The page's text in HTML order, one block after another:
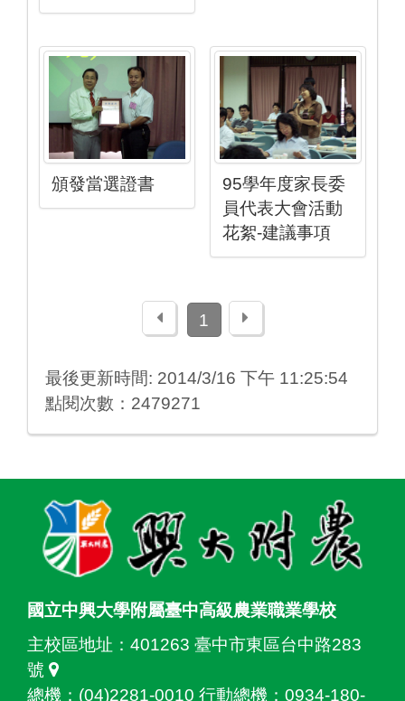
頒發當選證書
95學年度家長委
員代表大會活動
花絮-建議事項
上一頁1 下一頁
最後更新時間: 2014/3/16 下午 11:25:54
點閱次數：2479271
國立中興大學附屬臺中高級農業職業學校
主校區地址： 401263 臺中市東區台中路283
號
總機：(04)2281-0010 行動總機：0934-180-